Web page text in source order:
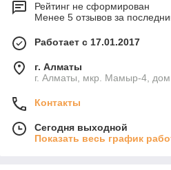
Рейтинг не сформирован
Менее 5 отзывов за
Работает с 17.01.2017
г. Алматы
г. Алматы, мкр. Мамыр-4, дом
Контакты
Сегодня выходной
Показать весь график